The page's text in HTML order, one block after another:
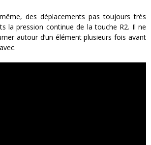
des déplacements pas toujours très
la pression continue de la touche R2. Il ne
autour d’un élément plusieurs fois avant